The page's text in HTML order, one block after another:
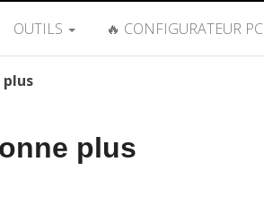
OUTILS 🔥 CONFIGURATEUR PC
plus